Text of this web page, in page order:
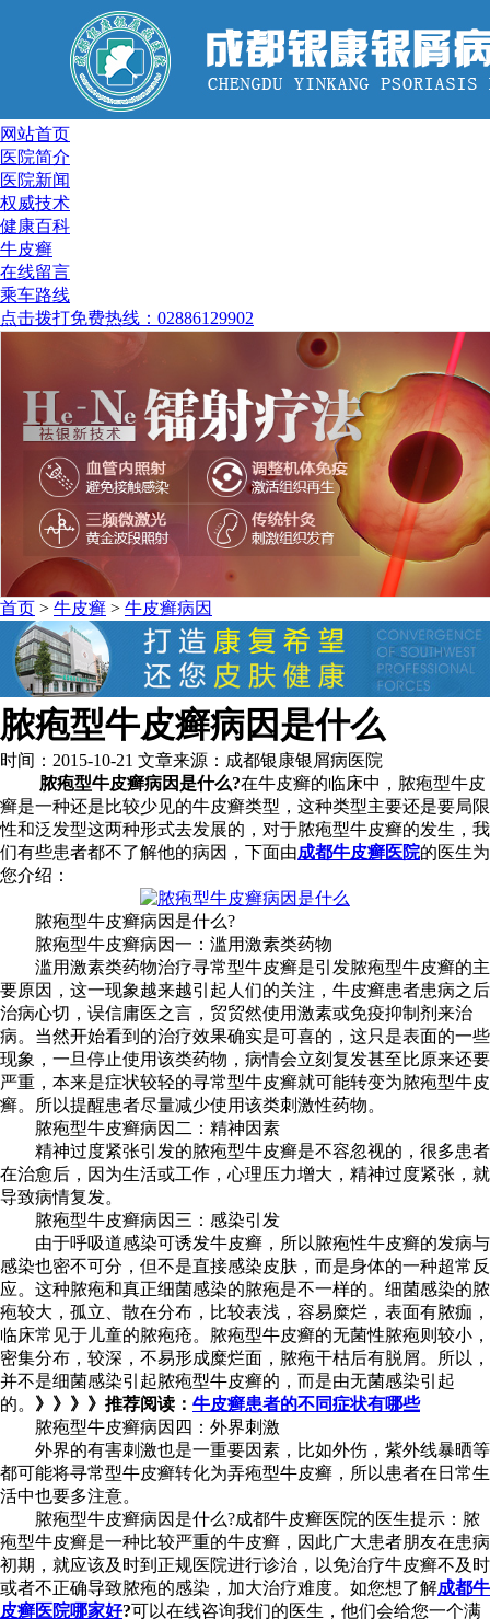
网站首页
医院简介
医院新闻
权威技术
健康百科
牛皮癣
在线留言
乘车路线
点击拨打免费热线：02886129902
首页 > 牛皮癣 > 牛皮癣病因
脓疱型牛皮癣病因是什么
时间：2015-10-21 文章来源：成都银康银屑病医院
脓疱型牛皮癣病因是什么?在牛皮癣的临床中，脓疱型牛皮
癣是一种还是比较少见的牛皮癣类型，这种类型主要还是要局限
性和泛发型这两种形式去发展的，对于脓疱型牛皮癣的发生，我
们有些患者都不了解他的病因，下面由成都牛皮癣医院的医生为
您介绍：
脓疱型牛皮癣病因是什么?
脓疱型牛皮癣病因一：滥用激素类药物
滥用激素类药物治疗寻常型牛皮癣是引发脓疱型牛皮癣的主
要原因，这一现象越来越引起人们的关注，牛皮癣患者患病之后
治病心切，误信庸医之言，贸贸然使用激素或免疫抑制剂来治
病。当然开始看到的治疗效果确实是可喜的，这只是表面的一些
现象，一旦停止使用该类药物，病情会立刻复发甚至比原来还要
严重，本来是症状较轻的寻常型牛皮癣就可能转变为脓疱型牛皮
癣。所以提醒患者尽量减少使用该类刺激性药物。
脓疱型牛皮癣病因二：精神因素
精神过度紧张引发的脓疱型牛皮癣是不容忽视的，很多患者
在治愈后，因为生活或工作，心理压力增大，精神过度紧张，就
导致病情复发。
脓疱型牛皮癣病因三：感染引发
由于呼吸道感染可诱发牛皮癣，所以脓疱性牛皮癣的发病与
感染也密不可分，但不是直接感染皮肤，而是身体的一种超常反
应。这种脓疱和真正细菌感染的脓疱是不一样的。细菌感染的脓
疱较大，孤立、散在分布，比较表浅，容易糜烂，表面有脓痂，
临床常见于儿童的脓疱疮。脓疱型牛皮癣的无菌性脓疱则较小，
密集分布，较深，不易形成糜烂面，脓疱干枯后有脱屑。所以，
并不是细菌感染引起脓疱型牛皮癣的，而是由无菌感染引起
的。 》》》》推荐阅读： 牛皮癣患者的不同症状有哪些
脓疱型牛皮癣病因四：外界刺激
外界的有害刺激也是一重要因素，比如外伤，紫外线暴晒等
都可能将寻常型牛皮癣转化为弄疱型牛皮癣，所以患者在日常生
活中也要多注意。
脓疱型牛皮癣病因是什么?成都牛皮癣医院的医生提示：脓
疱型牛皮癣是一种比较严重的牛皮癣，因此广大患者朋友在患病
初期，就应该及时到正规医院进行诊治，以免治疗牛皮癣不及时
或者不正确导致脓疱的感染，加大治疗难度。如您想了解成都牛
皮癣医院哪家好?可以在线咨询我们的医生，他们会给您一个满